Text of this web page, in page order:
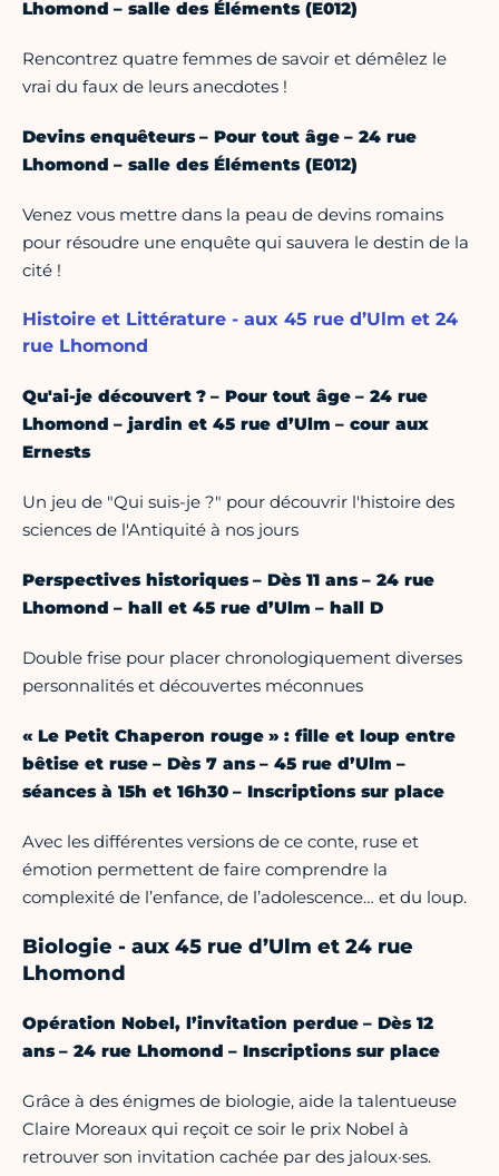
Lhomond – salle des Éléments (E012)
Rencontrez quatre femmes de savoir et démêlez le
vrai du faux de leurs anecdotes !
Devins enquêteurs – Pour tout âge – 24 rue
Lhomond – salle des Éléments (E012)
Venez vous mettre dans la peau de devins romains
pour résoudre une enquête qui sauvera le destin de la
cité !
Histoire et Littérature - aux 45 rue d’Ulm et 24
rue Lhomond
Qu'ai-je découvert ? – Pour tout âge – 24 rue
Lhomond – jardin et 45 rue d’Ulm – cour aux
Ernests
Un jeu de "Qui suis-je ?" pour découvrir l'histoire des
sciences de l'Antiquité à nos jours
Perspectives historiques – Dès 11 ans – 24 rue
Lhomond – hall et 45 rue d’Ulm – hall D
Double frise pour placer chronologiquement diverses
personnalités et découvertes méconnues
« Le Petit Chaperon rouge » : fille et loup entre
bêtise et ruse – Dès 7 ans – 45 rue d’Ulm –
séances à 15h et 16h30 – Inscriptions sur place
Avec les différentes versions de ce conte, ruse et
émotion permettent de faire comprendre la
complexité de l’enfance, de l’adolescence… et du loup.
Biologie - aux 45 rue d’Ulm et 24 rue
Lhomond
Opération Nobel, l’invitation perdue – Dès 12
ans – 24 rue Lhomond – Inscriptions sur place
Grâce à des énigmes de biologie, aide la talentueuse
Claire Moreaux qui reçoit ce soir le prix Nobel à
retrouver son invitation cachée par des jaloux·ses.